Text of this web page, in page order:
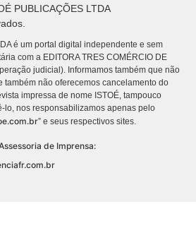
PUBLICAÇÕES LTDA
é um portal digital independente e sem
com a EDITORA TRES COMÉRCIO DE
judicial). Informamos também que não
também não oferecemos cancelamento do
impressa de nome ISTOÉ, tampouco
lo, nos responsabilizamos apenas pelo
” e seus respectivos sites.
de Imprensa: